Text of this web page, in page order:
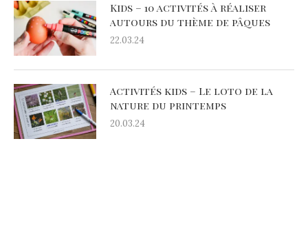
Kids – 10 activités à réaliser
autours du thème de pâques
22.03.24
Activités kids – Le loto de la
nature du printemps
20.03.24